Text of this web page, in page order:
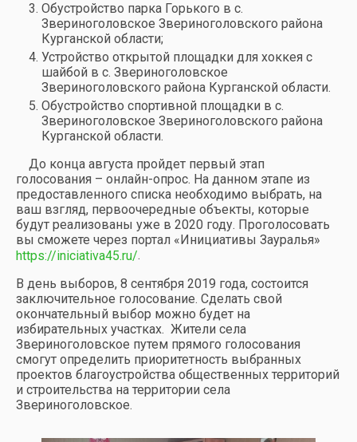
Обустройство парка Горького в с.
Звериноголовское Звериноголовского района
Курганской области;
Устройство открытой площадки для хоккея с
шайбой в с. Звериноголовское
Звериноголовского района Курганской области.
Обустройство спортивной площадки в с.
Звериноголовское Звериноголовского района
Курганской области.
До конца августа пройдет первый этап
голосования – онлайн-опрос. На данном этапе из
предоставленного списка необходимо выбрать, на
ваш взгляд, первоочередные объекты, которые
будут реализованы уже в 2020 году. Проголосовать
вы сможете через портал «Инициативы Зауралья»
https://iniciativa45.ru/.
В день выборов, 8 сентября 2019 года, состоится
заключительное голосование. Сделать свой
окончательный выбор можно будет на
избирательных участках. Жители села
Звериноголовское путем прямого голосования
смогут определить приоритетность выбранных
проектов благоустройства общественных территорий
и строительства на территории села
Звериноголовское.